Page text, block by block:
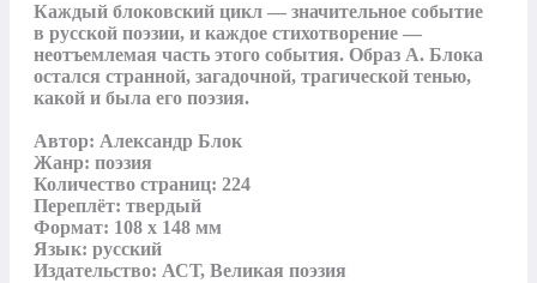
Каждый блоковский цикл — значительное событие
в русской поэзии, и каждое стихотворение —
неотъемлемая часть этого события. Образ А. Блока
остался странной, загадочной, трагической тенью,
какой и была его поэзия.
Автор: Александр Блок
Жанр: поэзия
Количество страниц: 224
Переплёт: твердый
Формат: 108 х 148 мм
Язык: русский
Издательство: АСТ, Великая поэзия